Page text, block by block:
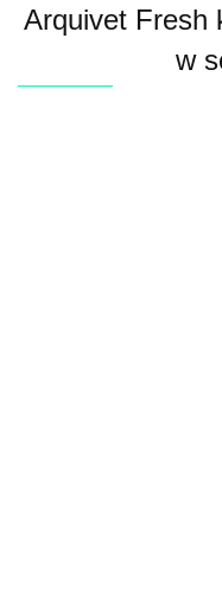
Arquivet Fresh
w